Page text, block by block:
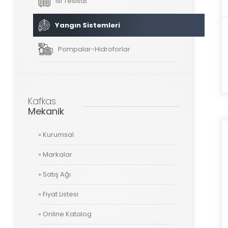
Tüm hakkı saklıdır. Sitemizde kullanılan tüm içerik ve görseller
Kafkas Mekanik’e ait olup izinsiz kullanımı hukuki yaptırıma tabidir.
Yangın Sistemleri
Pompalar-Hidroforlar
Kafkas
Mekanik
» Kurumsal
» Markalar
» Satış Ağı
» Fiyat Listesi
» Online Katalog